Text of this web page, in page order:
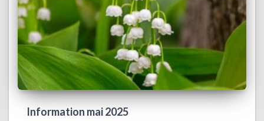
Information mai 2025